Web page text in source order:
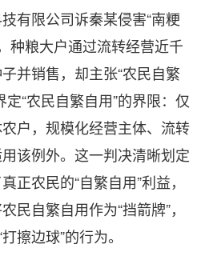
限公司诉秦某侵害“南粳
种粮大户通过流转经营近千
并销售，却主张“农民自繁
定“农民自繁自用”的界限：仅
户，规模化经营主体、流转
该例外。这一判决清晰划定
正农民的“自繁自用”利益，
民自繁自用作为“挡箭牌”，
擦边球”的行为。